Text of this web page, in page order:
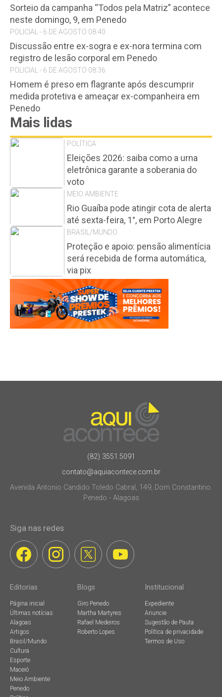
Sorteio da campanha “Todos pela Matriz” acontece
neste domingo, 9, em Penedo
POLICIAL - 6 DE AGOSTO 08:40
Discussão entre ex-sogra e ex-nora termina com
registro de lesão corporal em Penedo
POLICIAL - 6 DE AGOSTO 08:36
Homem é preso em flagrante após descumprir
medida protetiva e ameaçar ex-companheira em
Penedo
Mais lidas
POLÍTICA
Eleições 2026: saiba como a urna
eletrônica garante a soberania do
voto
MEIO AMBIENTE
Rio Guaíba pode atingir cota de alerta
até sexta-feira, 1°, em Porto Alegre
BRASIL/MUNDO
Proteção e apoio: pensão alimentícia
será recebida de forma automática,
via pix
(82) 3551.5091
contato@aquiacontece.com.br
Avenida Antonio Candido Toledo Cabral, 149, Dom Constantino.
Penedo - Alagoas
Siga nas redes
Editorias
Página inicial
Últimas notícias
Alagoas
Artigos
Brasil/Mundo
Cultura
Esporte
Maceió
Meio Ambiente
Penedo
Blogs
Giro Penedo
Martha Martyres
Rafael Medeiros
Roberto Lopes
Institucional
Expediente
Anuncie
Sugestão de Pauta
Política de privacidade
Termos de Uso